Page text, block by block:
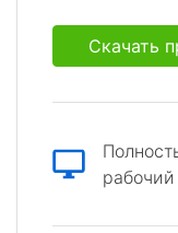
Скачать
рабочий